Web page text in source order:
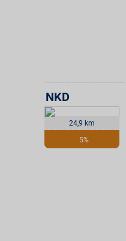
24,9 km
5%
NKD